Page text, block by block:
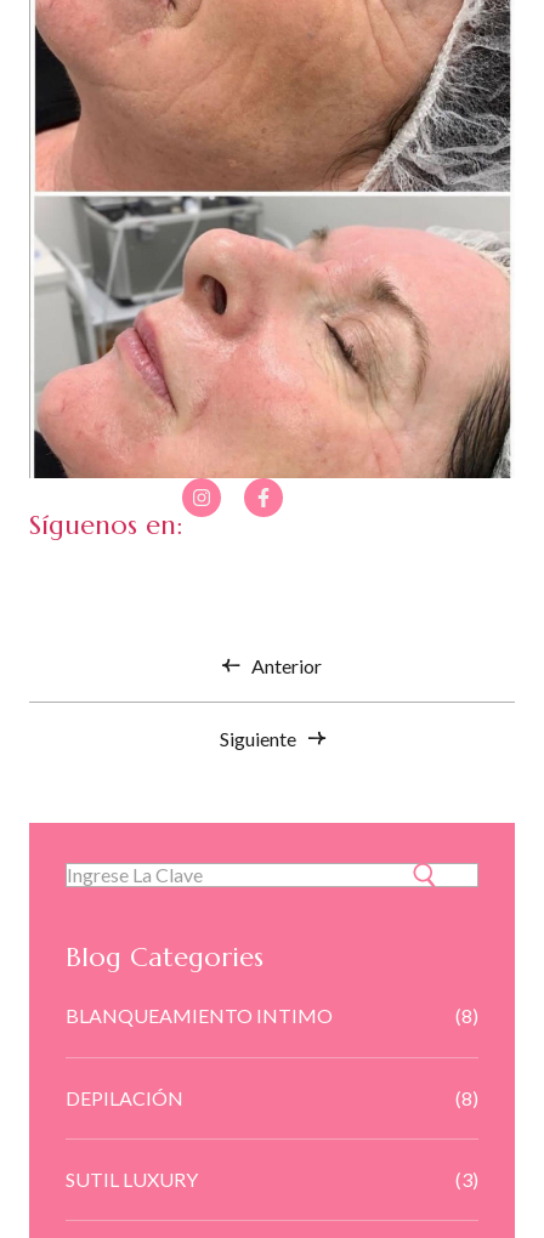
Síguenos en:
Anterior
Siguiente
Blog Categories
BLANQUEAMIENTO INTIMO (8)
DEPILACIÓN (8)
SUTIL LUXURY (3)